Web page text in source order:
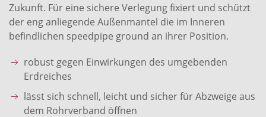
Zukunft. Für eine sichere Verlegung fixiert und schützt
der eng anliegende Außenmantel die im Inneren
befindlichen speedpipe ground an ihrer Position.
robust gegen Einwirkungen des umgebenden
Erdreiches
lässt sich schnell, leicht und sicher für Abzweige aus
dem Rohrverband öffnen